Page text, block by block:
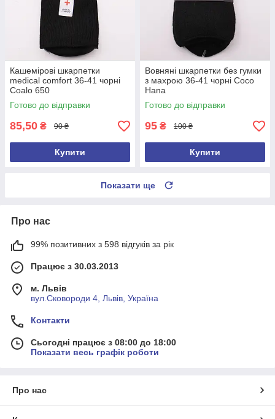
Кашемірові шкарпетки
medical comfort 36-41 чорні
Coalo 650
Готово до відправки
85,50 ₴ 90 ₴
Купити
Вовняні шкарпетки без гумки
з махрою 36-41 чорні Coco
Hana
Готово до відправки
95 ₴ 100 ₴
Купити
Показати ще
Про нас
99% позитивних з 598 відгуків за рік
Працює з 30.03.2013
м. Львів
вул.Сковороди 4, Львів, Україна
Контакти
Сьогодні працює з 08:00 до 18:00
Показати весь графік роботи
Про нас